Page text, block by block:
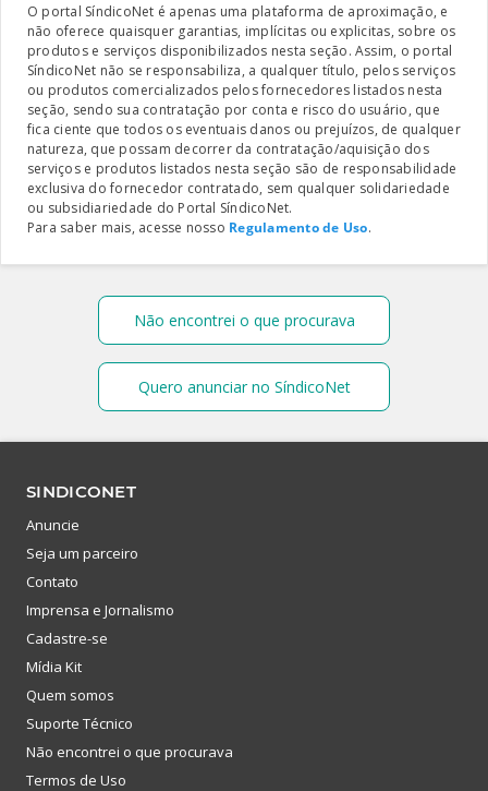
O portal SíndicoNet é apenas uma plataforma de aproximação, e
não oferece quaisquer garantias, implícitas ou explicitas, sobre os
produtos e serviços disponibilizados nesta seção. Assim, o portal
SíndicoNet não se responsabiliza, a qualquer título, pelos serviços
ou produtos comercializados pelos fornecedores listados nesta
seção, sendo sua contratação por conta e risco do usuário, que
fica ciente que todos os eventuais danos ou prejuízos, de qualquer
natureza, que possam decorrer da contratação/aquisição dos
serviços e produtos listados nesta seção são de responsabilidade
exclusiva do fornecedor contratado, sem qualquer solidariedade
ou subsidiariedade do Portal SíndicoNet.
Para saber mais, acesse nosso Regulamento de Uso.
Não encontrei o que procurava
Quero anunciar no SíndicoNet
SINDICONET
Anuncie
Seja um parceiro
Contato
Imprensa e Jornalismo
Cadastre-se
Mídia Kit
Quem somos
Suporte Técnico
Não encontrei o que procurava
Termos de Uso